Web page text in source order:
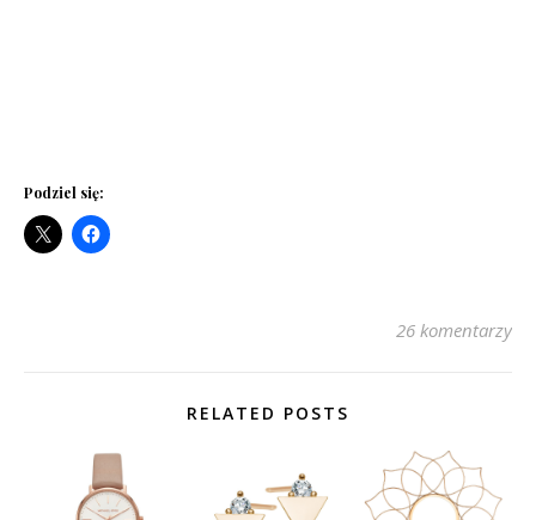
Podziel się:
26 komentarzy
RELATED POSTS